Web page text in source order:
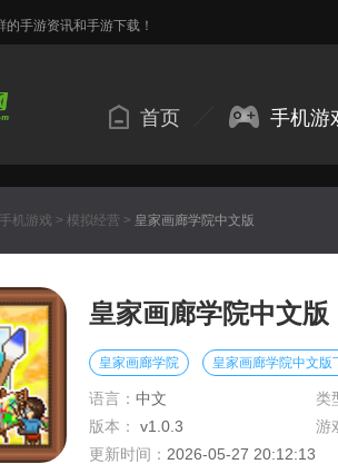
手游资讯和手游下载！
首页 手机游
手机游戏 > 模拟经营 > 皇家画廊学院中文版
皇家画廊学院中文版
皇家画廊学院 皇家画廊学院中文版
语言： 中文 类
版本：
v1.0.3 游
更新时间： 2026-05-27 20:12:13